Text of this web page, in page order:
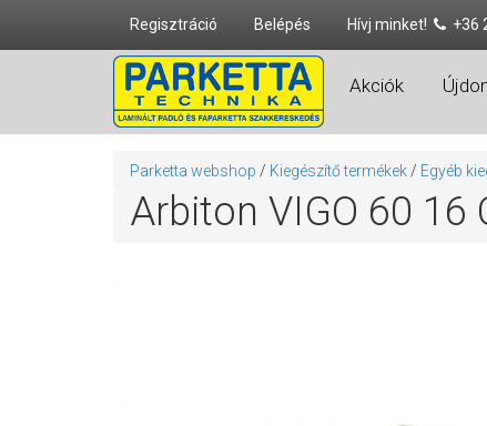
Regisztráció Belépés Hívj minket! +36
Akciók
Parketta webshop / Kiegészítő termékek / Egyéb
Arbiton VIGO 60 16